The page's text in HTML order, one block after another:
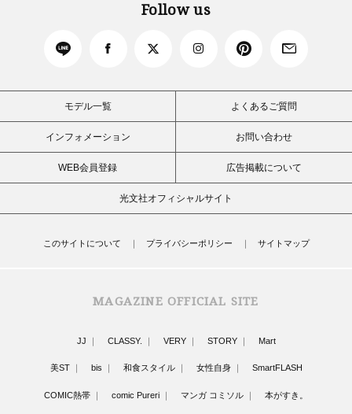
Follow us
モデル一覧 よくあるご質問
インフォメーション お問い合わせ
WEB会員登録 広告掲載について
光文社オフィシャルサイト
このサイトについて プライバシーポリシー サイトマップ
MAGAZINE OFFICIAL SITE
JJ CLASSY. VERY STORY Mart
美ST bis 和食スタイル 女性自身 SmartFLASH
COMIC熱帯 comic Pureri マンガ コミソル 本がすき。